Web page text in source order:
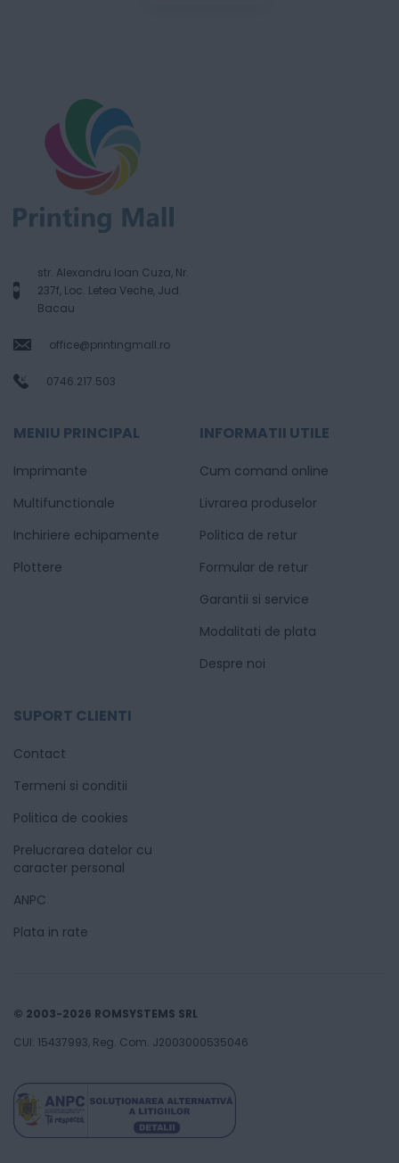
str. Alexandru Ioan Cuza, Nr.
237f, Loc. Letea Veche, Jud.
Bacau
office@printingmall.ro
0746.217.503
MENIU PRINCIPAL
Imprimante
Multifunctionale
Inchiriere echipamente
Plottere
INFORMATII UTILE
Cum comand online
Livrarea produselor
Politica de retur
Formular de retur
Garantii si service
Modalitati de plata
Despre noi
SUPORT CLIENTI
Contact
Termeni si conditii
Politica de cookies
Prelucrarea datelor cu
caracter personal
ANPC
Plata in rate
© 2003-2026 ROMSYSTEMS SRL
CUI: 15437993, Reg. Com. J2003000535046